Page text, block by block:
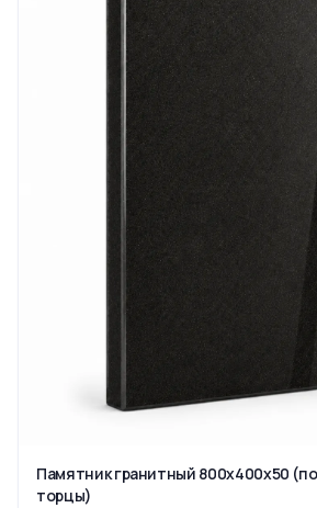
Памятник гранитный 800x400x50
торцы)